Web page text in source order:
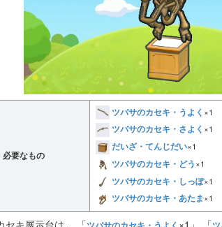
必要なもの
ツバサのカセキ・うよく ×1
ツバサのカセキ・さよく ×1
だいざ・てんじだい×1
ツバサのカセキ・どう×1
ツバサのカセキ・しっぽ×1
ツバサのカセキ・あたま×1
セキ展示台は、 「 ×1」 「